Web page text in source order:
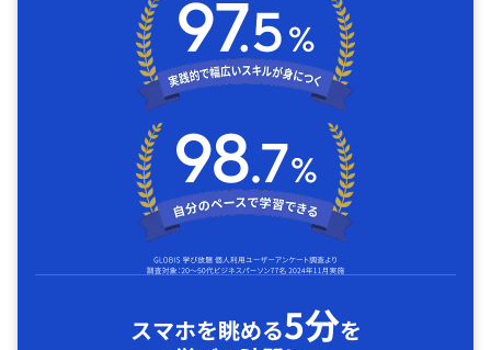
スマホを眺める5分を